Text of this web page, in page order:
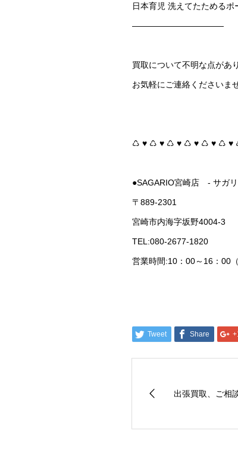
日本育児 洗えてたためるポ
———————————
買取について不明な点があ
お気軽にご連絡くださいま
♺ ♥︎ ♺ ♥︎ ♺ ♥︎ ♺ ♥︎ ♺ ♥︎ ♺ ♥︎
●SAGARIO宮崎店 - サガ
〒889-2301
宮崎市内海字坂野4004-3
TEL:080-2677-1820
営業時間:10：00～16：00
Tweet Share
出張買取、ご相